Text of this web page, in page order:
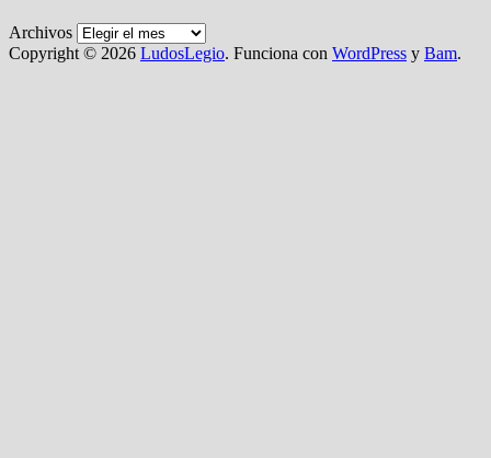
Archivos
Copyright © 2026 LudosLegio. Funciona con WordPress y Bam.